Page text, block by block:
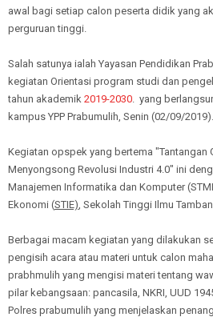
awal bagi setiap calon peserta didik yang
perguruan tinggi.
Salah satunya ialah Yayasan Pendidikan
kegiatan Orientasi program studi dan
tahun akademik 2019-2030. yang
kampus YPP Prabumulih, Senin (02/09/2019).
Kegiatan opspek yang bertema "Tantangan
Menyongsong Revolusi Industri 4.0" ini
Manajemen Informatika dan Komputer
Ekonomi (STIE), Sekolah Tinggi Ilmu
Berbagai macam kegiatan yang dilakukan
pengisih acara atau materi untuk calon
prabhmulih yang mengisi materi tentang
pilar kebangsaan: pancasila, NKRI, UUD
Polres prabumulih yang menjelaskan